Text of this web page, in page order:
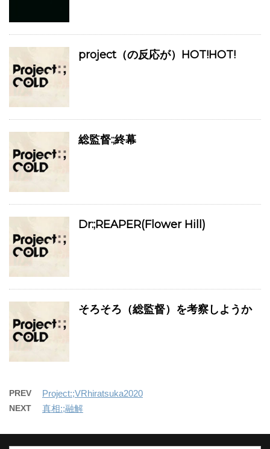
project（の反応が）HOT!HOT!
総監督:;終幕
Dr:;REAPER(Flower Hill)
そろそろ（総監督）を考察しようか
PREV Project:;VRhiratsuka2020
NEXT 真相:;融解